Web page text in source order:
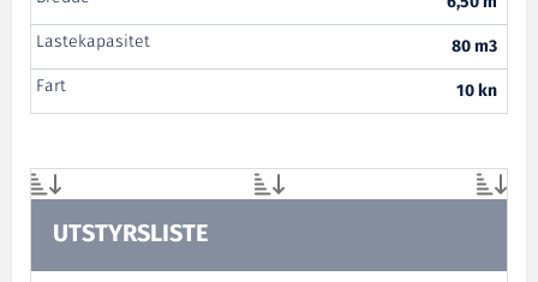
Lastekapasitet
80 m3
Fart
10 kn
UTSTYRSLISTE